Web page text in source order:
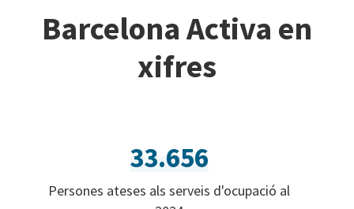
Barcelona Activa en
xifres
33.656
Persones ateses als serveis d'ocupació al